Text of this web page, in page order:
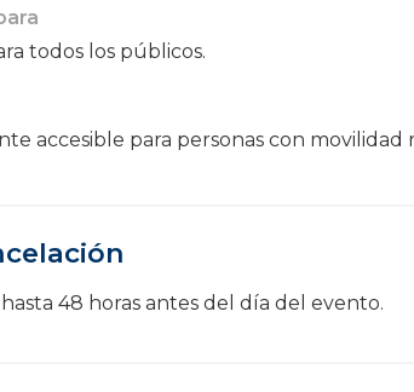
todos los públicos.
accesible para personas con
48 horas antes del día del evento.